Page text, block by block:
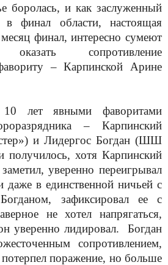
боролась, и как заслуженный
финал области, настоящая
финал, интересно сумеют
сопротивление
– Карпинской Арине
лет явными фаворитами
– Карпинский
и Лидергос Богдан (ШШ
получилось, хотя Карпинский
уверенно переигрывал
даже в единственной ничьей с
зафиксировал ее с
не хотел напрягаться,
уверенно лидировал.
Богдан
сопротивлением,
поражение, но больше